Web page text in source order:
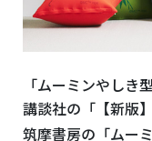
「ムーミンやしき
講談社の「【新版
筑摩書房の「ムー